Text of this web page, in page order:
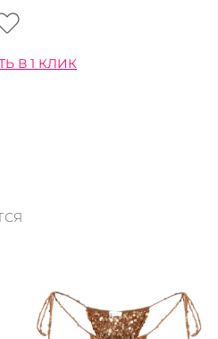
В 1 КЛИК
хлопка.